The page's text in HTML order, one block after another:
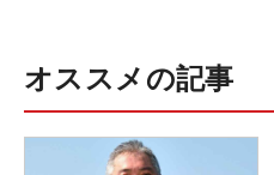
オススメの記事